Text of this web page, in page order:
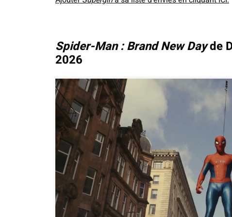
Spider-Man : Brand New Dayde
2026